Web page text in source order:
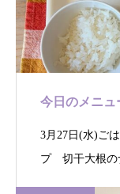
今日のメニュ
3月27日(水)ご
プ 切干大根